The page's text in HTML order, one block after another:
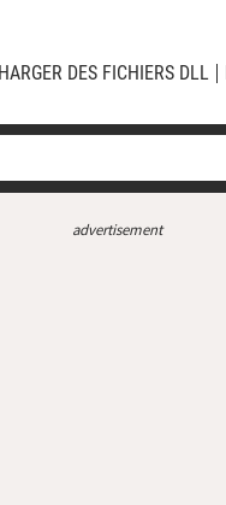
DES FICHIERS DLL
advertisement